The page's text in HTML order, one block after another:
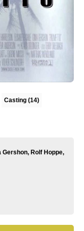
Casting (14)
Rolf Hoppe,